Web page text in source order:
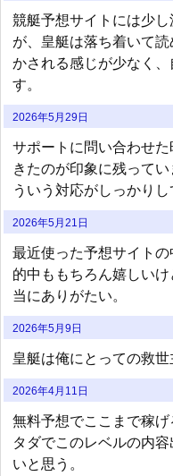
競艇予想サイトには少
が、皇艇は落ち着いて
かされる感じが少なく
す。
2026年5月29日
サポートに問い合わせ
きたのが印象に残って
ういう対応がしっかり
2026年5月21日
最近使った予想サイトの
的中ももちろん嬉しい
当にありがたい。
2026年5月9日
皇艇は俺にとっての救世
2026年4月11日
無料予想でここまで稼げ
タダでこのレベルの内
いと思う。